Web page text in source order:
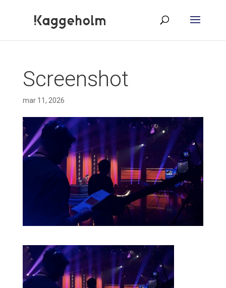
Screenshot
mar 11, 2026